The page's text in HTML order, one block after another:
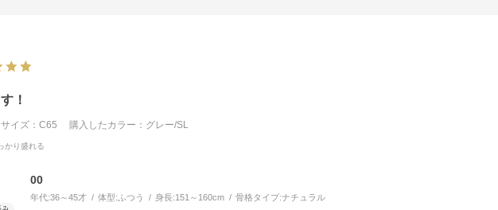
！
サイズ：C65 購入したカラー：グレー/SL
かり盛れる
00
年代:36～45才 体型: ふつう 身長:151～160cm 骨格タイプ:ナチュラル